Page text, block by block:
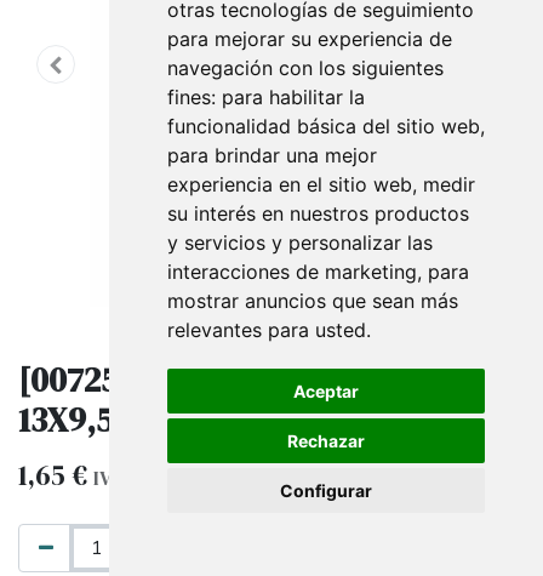
otras tecnologías de seguimiento
para mejorar su experiencia de
navegación con los siguientes
fines: para habilitar la
funcionalidad básica del sitio web,
para brindar una mejor
experiencia en el sitio web, medir
su interés en nuestros productos
y servicios y personalizar las
interacciones de marketing, para
mostrar anuncios que sean más
relevantes para usted.
Aceptar
Rechazar
Configurar
[007253] Portaprecio Acrílico A7
13X9,5X6Cm
1,65€ IVA excluido